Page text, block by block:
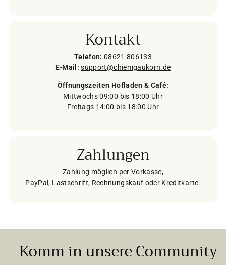
Kontakt
Telefon: 08621 806133
E-Mail: support@chiemgaukorn.de
Öffnungszeiten Hofladen & Café:
Mittwochs 09:00 bis 18:00 Uhr
Freitags 14:00 bis 18:00 Uhr
Zahlungen
Zahlung möglich per Vorkasse,
PayPal, Lastschrift, Rechnungskauf oder Kreditkarte.
Komm in unsere Community